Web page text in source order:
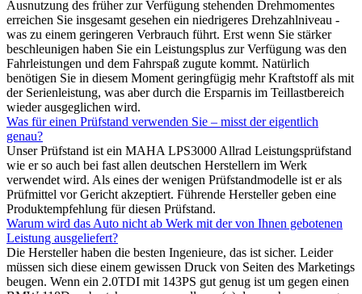
Ausnutzung des früher zur Verfügung stehenden Drehmomentes
erreichen Sie insgesamt gesehen ein niedrigeres Drehzahlniveau -
was zu einem geringeren Verbrauch führt. Erst wenn Sie stärker
beschleunigen haben Sie ein Leistungsplus zur Verfügung was den
Fahrleistungen und dem Fahrspaß zugute kommt. Natürlich
benötigen Sie in diesem Moment geringfügig mehr Kraftstoff als mit
der Serienleistung, was aber durch die Ersparnis im Teillastbereich
wieder ausgeglichen wird.
Was für einen Prüfstand verwenden Sie – misst der eigentlich
genau?
Unser Prüfstand ist ein MAHA LPS3000 Allrad Leistungsprüfstand
wie er so auch bei fast allen deutschen Herstellern im Werk
verwendet wird. Als eines der wenigen Prüfstandmodelle ist er als
Prüfmittel vor Gericht akzeptiert. Führende Hersteller geben eine
Produktempfehlung für diesen Prüfstand.
Warum wird das Auto nicht ab Werk mit der von Ihnen gebotenen
Leistung ausgeliefert?
Die Hersteller haben die besten Ingenieure, das ist sicher. Leider
müssen sich diese einem gewissen Druck von Seiten des Marketings
beugen. Wenn ein 2.0TDI mit 143PS gut genug ist um gegen einen